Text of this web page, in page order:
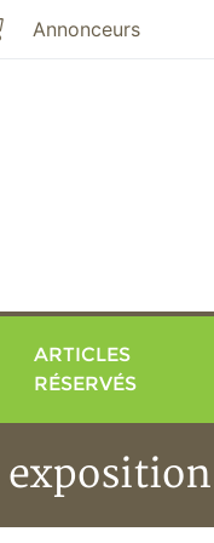
Mon panier
Annonceurs
ARTICLES
RÉSERVÉS